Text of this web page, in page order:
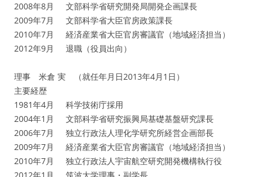
2008年8月 文部科学省研究開発局開発企画課長
2009年7月 文部科学省大臣官房政策課長
2010年7月 経済産業省大臣官房審議官（地域経済担当）
2012年9月 退職（役員出向）
理事 米倉 実 （就任年月日2013年4月1日）
主要経歴
1981年4月 科学技術庁採用
2004年1月 文部科学省研究振興局基礎基盤研究課長
2006年7月 独立行政法人理化学研究所経営企画部長
2009年7月 経済産業省大臣官房審議官（地域経済担当）
2010年7月 独立行政法人宇宙航空研究開発機構執行役